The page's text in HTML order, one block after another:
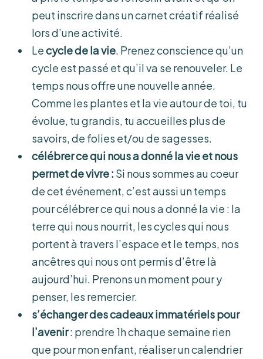
peut inscrire dans un carnet créatif réalisé
lors d’une activité.
Lecycle de la vie. Prenez conscience qu’un
cycle est passé et qu’il va se renouveler. Le
temps nous offre une nouvelle année.
Comme les plantes et la vie autour de toi, tu
évolue, tu grandis, tu accueilles plus de
savoirs, de folies et/ou de sagesses.
célébrer ce qui nous a donné la vie et nous
permet de vivre : Si nous sommes au coeur
de cet événement, c’est aussi un temps
pour célébrer ce qui nous a donné la vie : la
terre qui nous nourrit, les cycles qui nous
portent à travers l’espace et le temps, nos
ancêtres qui nous ont permis d’être là
aujourd’hui. Prenons un moment pour y
penser, les remercier.
s’échanger des cadeaux immatériels pour
l’avenir: prendre 1h chaque semaine rien
que pour mon enfant, réaliser un calendrier